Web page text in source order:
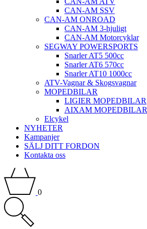
CAN-AM SSV
CAN-AM ONROAD
CAN-AM 3-hjuligt
CAN-AM Motorcyklar
SEGWAY POWERSPORTS
Snarler AT5 500cc
Snarler AT6 570cc
Snarler AT10 1000cc
ATV-Vagnar & Skogsvagnar
MOPEDBILAR
LIGIER MOPEDBILAR
AIXAM MOPEDBILAR
Elcykel
NYHETER
Kampanjer
SÄLJ DITT FORDON
Kontakta oss
0